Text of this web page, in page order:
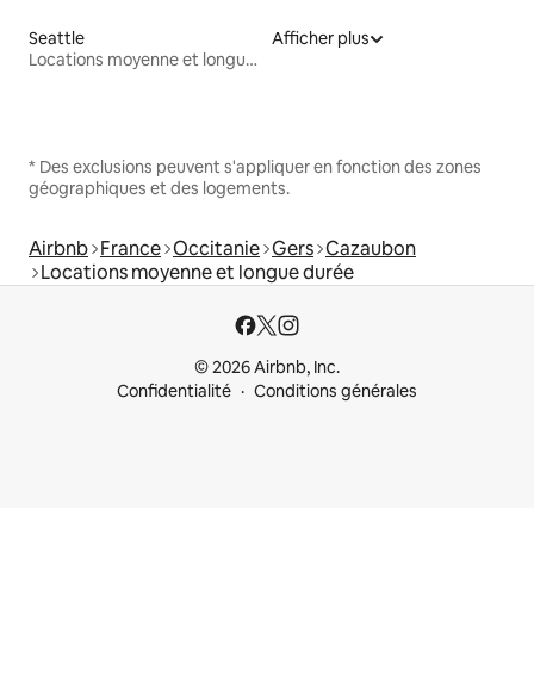
Seattle
Locations moyenne et longue durée
Afficher plus
* Des exclusions peuvent s'appliquer en fonction des zones
géographiques et des logements.
Airbnb France Occitanie Gers Cazaubon
Locations moyenne et longue durée
© 2026 Airbnb, Inc.
Confidentialité
Conditions générales